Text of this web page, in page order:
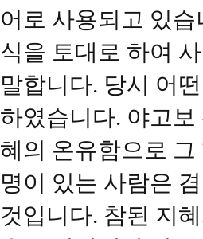
어로 사용되고 있
식을 토대로 하여
말합니다. 당시 어
하였습니다. 야고
혜의 온유함으로
명이 있는 사람은
것입니다. 참된 지